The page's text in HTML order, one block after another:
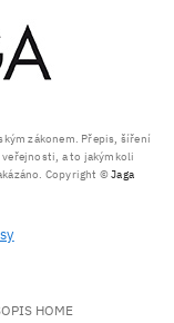
zákonem. Přepis, šíření
a to jakýmkoli
Copyright ©Jaga
HOME